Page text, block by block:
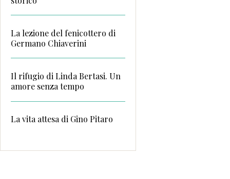
La lezione del fenicottero di
Germano Chiaverini
Il rifugio di Linda Bertasi. Un
amore senza tempo
La vita attesa di Gino Pitaro